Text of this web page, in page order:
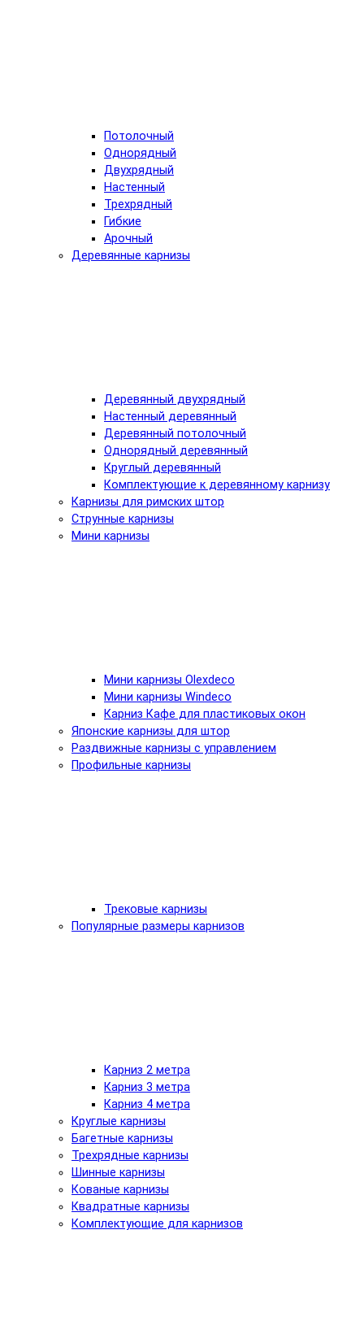
Потолочный
Однорядный
Двухрядный
Настенный
Трехрядный
Гибкие
Арочный
Деревянные карнизы
Деревянный двухрядный
Настенный деревянный
Деревянный потолочный
Однорядный деревянный
Круглый деревянный
Комплектующие к деревянному карнизу
Карнизы для римских штор
Струнные карнизы
Мини карнизы
Мини карнизы Olexdeco
Мини карнизы Windeco
Карниз Кафе для пластиковых окон
Японские карнизы для штор
Раздвижные карнизы с управлением
Профильные карнизы
Трековые карнизы
Популярные размеры карнизов
Карниз 2 метра
Карниз 3 метра
Карниз 4 метра
Круглые карнизы
Багетные карнизы
Трехрядные карнизы
Шинные карнизы
Кованые карнизы
Квадратные карнизы
Комплектующие для карнизов